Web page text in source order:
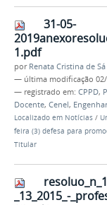
31-05-
1.pdf
por Renata Cristina de
— última modificação
— registrado em: CPPD,
Docente, Cenel,
Localizado em Notícias /
feira (3) defesa para
Titular
_13_2015_-